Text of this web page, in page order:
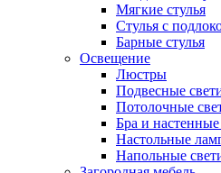
Мягкие стулья
Стулья с
Барные стулья
Освещение
Люстры
Подвесные
Потолочные
Бра и
Настольные
Напольные